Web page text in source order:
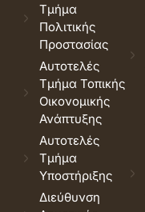
Τμήμα
Πολιτικής
Προστασίας
Αυτοτελές
Τμήμα Τοπικής
Οικονομικής
Ανάπτυξης
Αυτοτελές
Τμήμα
Υποστήριξης
Διεύθυνση